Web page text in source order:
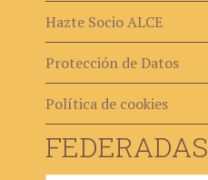
Hazte Socio ALCE
Protección de Datos
Política de cookies
FEDERADAS